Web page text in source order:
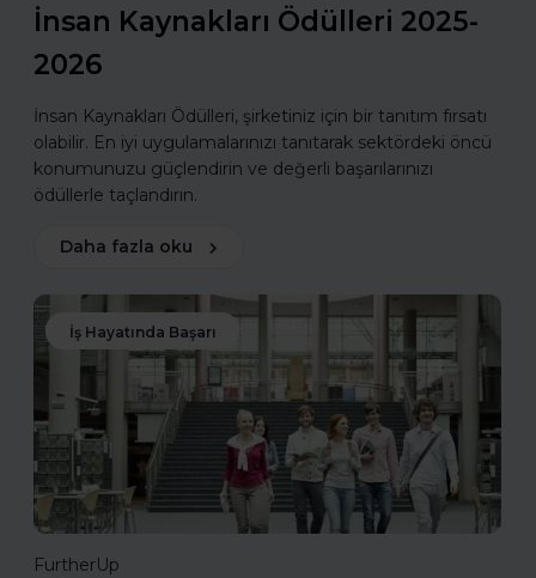
İnsan Kaynakları Ödülleri 2025-
2026
İnsan Kaynakları Ödülleri, şirketiniz için bir tanıtım fırsatı
olabilir. En iyi uygulamalarınızı tanıtarak sektördeki öncü
konumunuzu güçlendirin ve değerli başarılarınızı
ödüllerle taçlandırın.
Daha fazla oku
İş Hayatında Başarı
FurtherUp